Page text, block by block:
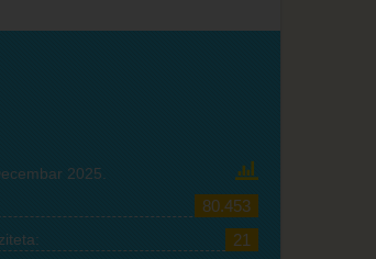
2025.
80.453
21